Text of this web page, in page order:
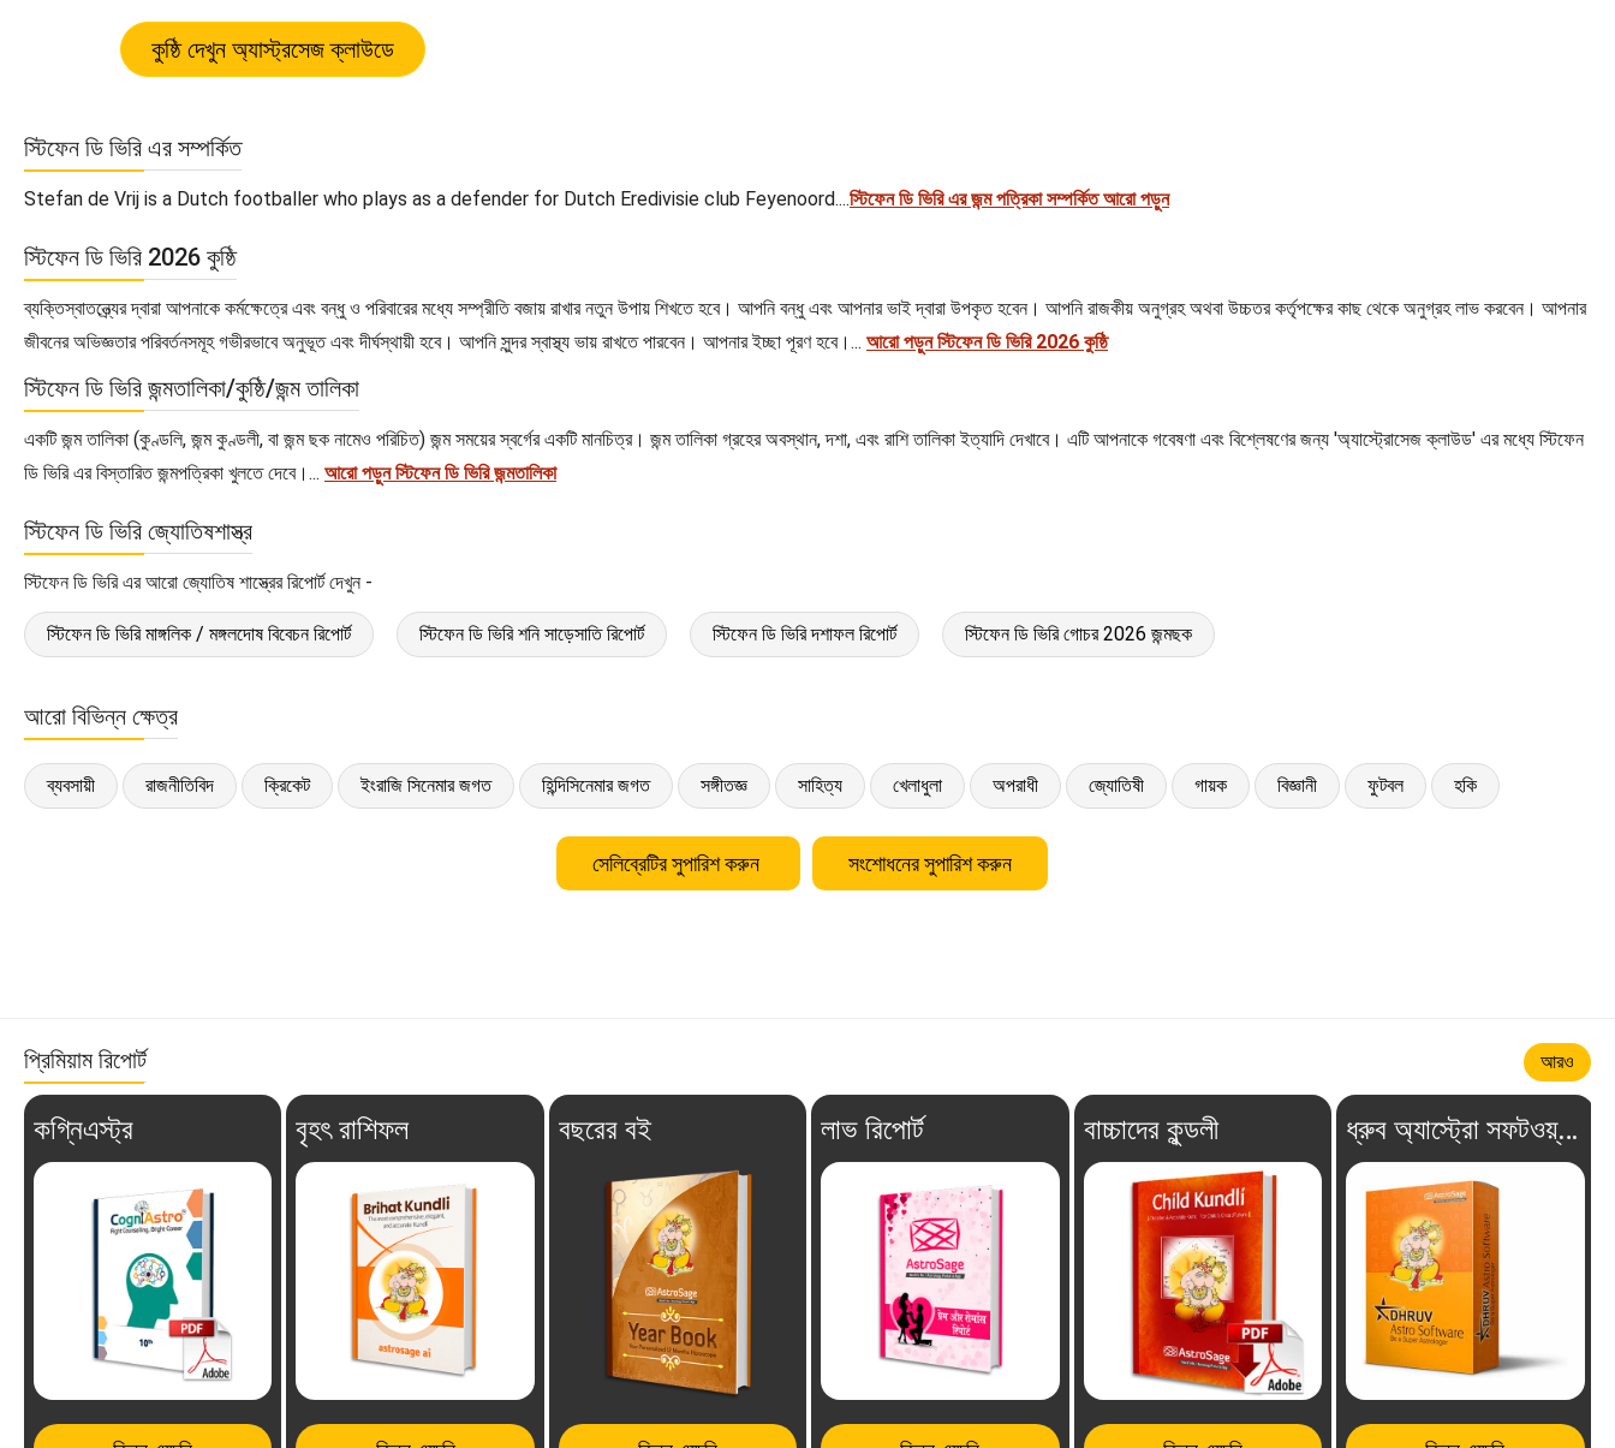
স্টিফেন ডি ভিরি এর সম্পর্কিত
Stefan de Vrij is a Dutch footballer who plays as a defender for Dutch Eredivisie club Feyenoord....স্টিফেন ডি ভিরি এর জন্ম পত্রিকা সম্পর্কিত আরো পড়ুন
স্টিফেন ডি ভিরি 2026 কুষ্ঠি
ব্যক্তিস্বাতন্ত্র্যের দ্বারা আপনাকে কর্মক্ষেত্রে এবং বন্ধু ও পরিবারের মধ্যে সম্প্রীতি বজায় রাখার নতুন উপায় শিখতে হবে। আপনি বন্ধু এবং আপনার ভাই দ্বারা উপকৃত হবেন। আপনি রাজকীয় অনুগ্রহ অথবা উচ্চতর কর্তৃপক্ষের কাছ থেকে অনুগ্রহ লাভ করবেন। আপনার
জীবনের অভিজ্ঞতার পরিবর্তনসমূহ গভীরভাবে অনুভূত এবং দীর্ঘস্থায়ী হবে। আপনি সুন্দর স্বাস্থ্য ভায় রাখতে পারবেন। আপনার ইচ্ছা পূরণ হবে।... আরো পড়ুন স্টিফেন ডি ভিরি 2026 কুষ্ঠি
স্টিফেন ডি ভিরি জন্মতালিকা/কুষ্ঠি/জন্ম তালিকা
একটি জন্ম তালিকা (কুণ্ডলি, জন্ম কুণ্ডলী, বা জন্ম ছক নামেও পরিচিত) জন্ম সময়ের স্বর্গের একটি মানচিত্র। জন্ম তালিকা গ্রহের অবস্থান, দশা, এবং রাশি তালিকা ইত্যাদি দেখাবে। এটি আপনাকে গবেষণা এবং বিশ্লেষণের জন্য 'অ্যাস্ট্রোসেজ ক্লাউড' এর মধ্যে স্টিফেন
ডি ভিরি এর বিস্তারিত জন্মপত্রিকা খুলতে দেবে।... আরো পড়ুন স্টিফেন ডি ভিরি জন্মতালিকা
স্টিফেন ডি ভিরি জ্যোতিষশাস্ত্র
স্টিফেন ডি ভিরি এর আরো জ্যোতিষ শাস্ত্রের রিপোর্ট দেখুন -
স্টিফেন ডি ভিরি মাঙ্গলিক / মঙ্গলদোষ বিবেচন রিপোর্ট স্টিফেন ডি ভিরি শনি সাড়েসাতি রিপোর্ট স্টিফেন ডি ভিরি দশাফল রিপোর্ট স্টিফেন ডি ভিরি গোচর 2026 জন্মছক
আরো বিভিন্ন ক্ষেত্র
ব্যবসায়ী রাজনীতিবিদ ক্রিকেট ইংরাজি সিনেমার জগত হিন্দিসিনেমার জগত সঙ্গীতজ্ঞ সাহিত্য খেলাধুলা অপরাধী জ্যোতিষী গায়ক বিজ্ঞানী ফুটবল হকি
সেলিব্রেটির সুপারিশ করুন সংশোধনের সুপারিশ করুন
প্রিমিয়াম রিপোর্ট আরও
কগ্নিএস্ট্র বৃহৎ রাশিফল বছরের বই লাভ রিপোর্ট বাচ্চাদের কুন্ডলী ধ্রুব অ্যাস্ট্রো সফটওয়্যার